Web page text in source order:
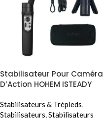
Stabilisateur Pour Caméra
D’Action HOHEM ISTEADY
Stabilisateurs & Trépieds,
Stabilisateurs,Stabilisateurs